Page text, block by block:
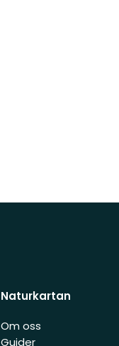
Naturkartan
Om oss
Guider